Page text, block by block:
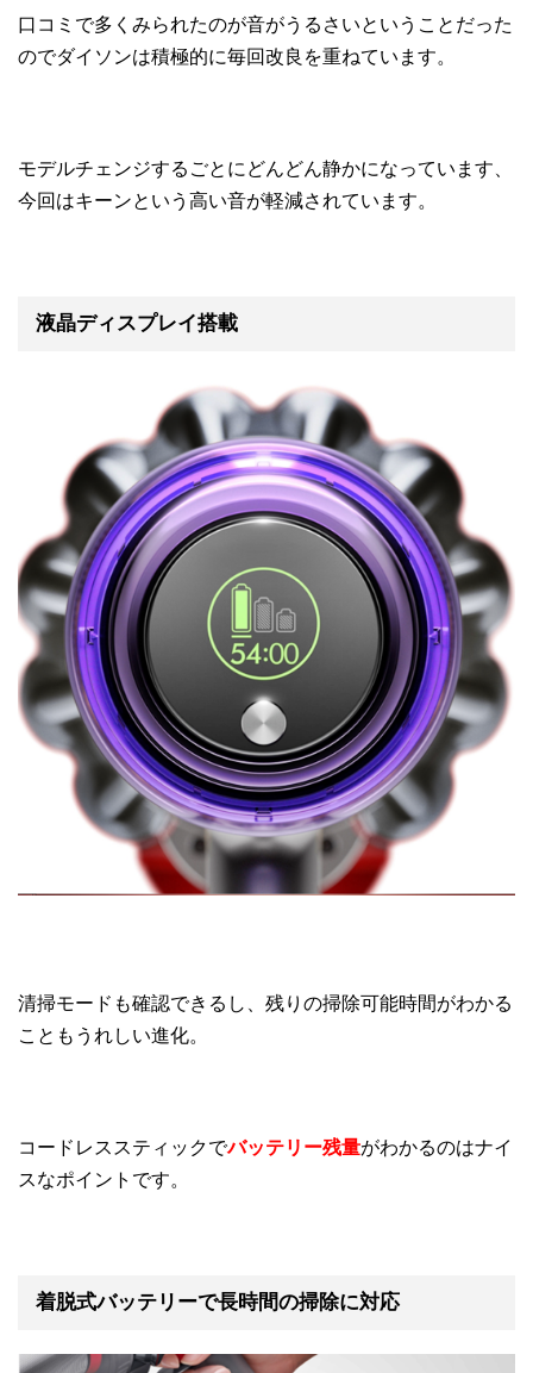
口コミで多くみられたのが音がうるさいということだった
のでダイソンは積極的に毎回改良を重ねています。
モデルチェンジするごとにどんどん静かになっています、
今回はキーンという高い音が軽減されています。
液晶ディスプレイ搭載
清掃モードも確認できるし、残りの掃除可能時間がわかる
こともうれしい進化。
コードレススティックでバッテリー残量がわかるのはナイ
スなポイントです。
着脱式バッテリーで長時間の掃除に対応